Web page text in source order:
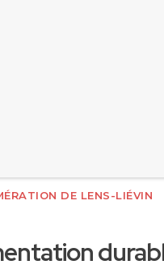
DE LENS-LIÉVIN